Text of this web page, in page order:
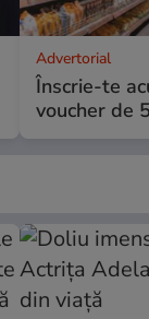
Advertorial
Înscrie-te
voucher de